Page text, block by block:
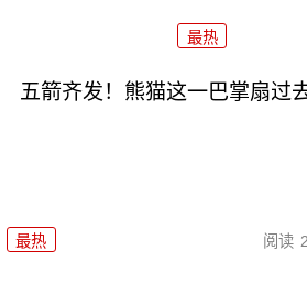
最热
五箭齐发！熊猫这一巴掌扇过
最热 阅读